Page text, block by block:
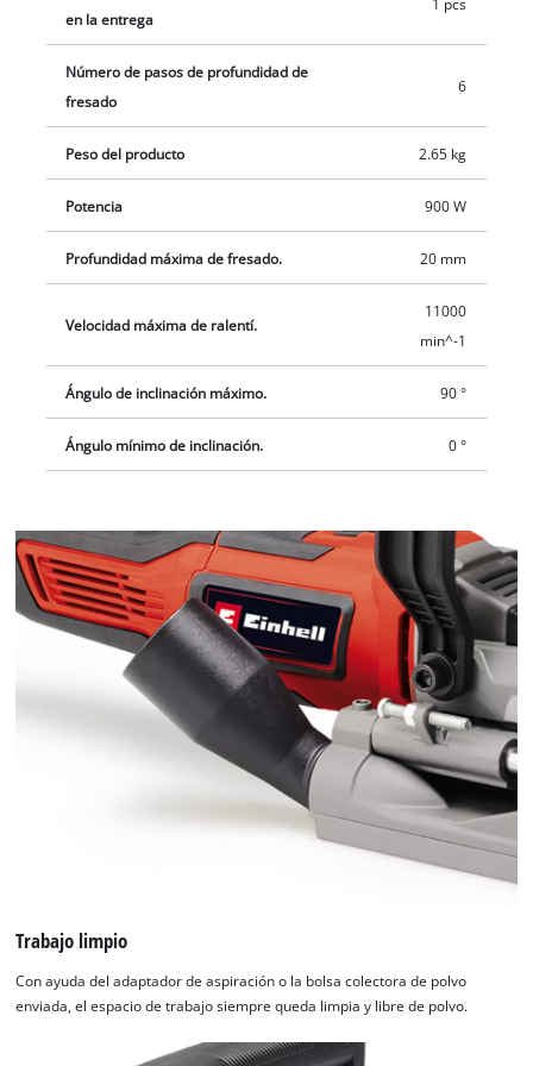
¡Hacer que fresar sea divertido!
en la entrega
1 pcs
Número de pasos de profundidad de
fresado
6
Peso del producto 2.65 kg
Potencia 900 W
Profundidad máxima de fresado. 20 mm
Velocidad máxima de ralentí.
11000
min^-1
Ángulo de inclinación máximo. 90 °
Ángulo mínimo de inclinación. 0 °
Trabajo limpio
Con ayuda del adaptador de aspiración o la bolsa colectora de polvo
enviada, el espacio de trabajo siempre queda limpia y libre de polvo.